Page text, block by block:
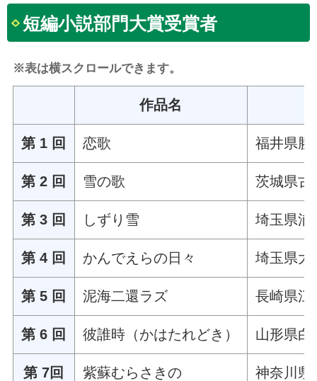
短編小説部門大賞受賞者
※表は横スクロールできます。
作品名
第 1 回 恋歌 福井県勝
第 2 回 雪の歌 茨城県古
第 3 回 しずり雪 埼玉県浦
第 4 回 かんでえらの日々 埼玉県大
第 5 回 泥海二還ラズ 長崎県江
第 6 回 彼誰時（かはたれどき） 山形県白
第 7回 紫蘇むらさきの 神奈川県